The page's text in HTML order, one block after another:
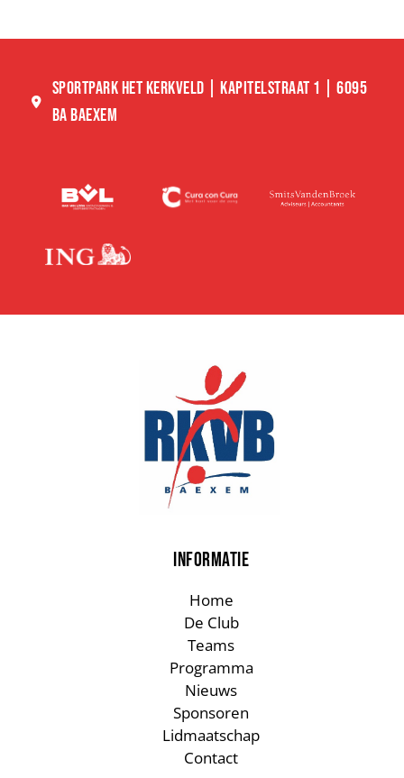
SPORTPARK HET KERKVELD | KAPITELSTRAAT 1 | 6095
BA BAEXEM
INFORMATIE
Home
De Club
Teams
Programma
Nieuws
Sponsoren
Lidmaatschap
Contact